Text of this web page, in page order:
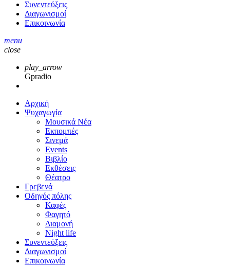
Συνεντεύξεις
Διαγωνισμοί
Επικοινωνία
menu
close
play_arrow
Gpradio
Αρχική
Ψυχαγωγία
Μουσικά Νέα
Εκπομπές
Σινεμά
Events
Βιβλίο
Εκθέσεις
Θέατρο
Γρεβενά
Οδηγός πόλης
Καφές
Φαγητό
Διαμονή
Night life
Συνεντεύξεις
Διαγωνισμοί
Επικοινωνία